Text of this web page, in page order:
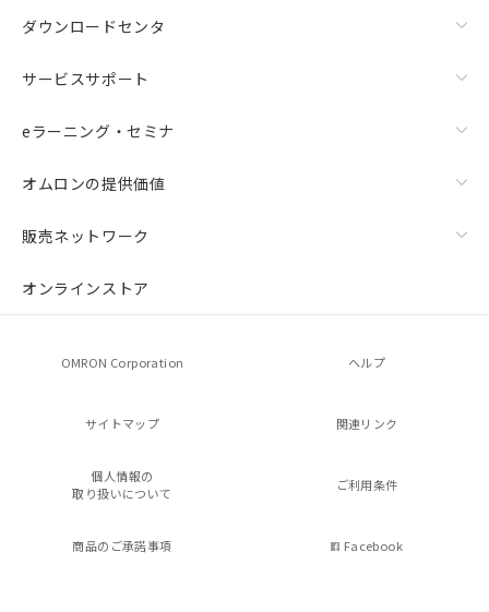
ダウンロードセンタ
サービスサポート
eラーニング・セミナ
オムロンの提供価値
販売ネットワーク
オンラインストア
OMRON Corporation ヘルプ
サイトマップ 関連リンク
個人情報の
取り扱いについて
ご利用条件
商品のご承諾事項 Facebook